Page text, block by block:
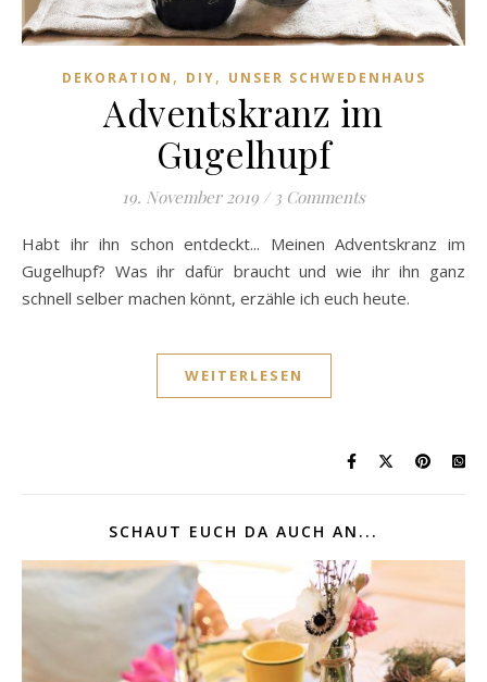
DEKORATION , DIY, UNSER SCHWEDENHAUS
Adventskranz im
Gugelhupf
19. November 2019 / 3 Comments
Habt ihr ihn schon entdeckt... Meinen Adventskranz im
Gugelhupf? Was ihr dafür braucht und wie ihr ihn ganz
schnell selber machen könnt, erzähle ich euch heute.
WEITERLESEN
SCHAUT EUCH DA AUCH AN...